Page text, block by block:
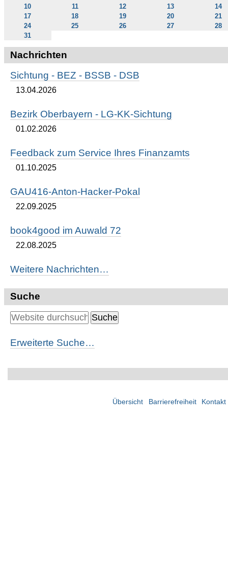
10
11 12 13
14
17
18 19 20
21
24
25 26 27
28
31
Nachrichten
Sichtung - BEZ - BSSB - DSB
13.04.2026
Bezirk Oberbayern - LG-KK-Sichtung
01.02.2026
Feedback zum Service Ihres Finanzamts
01.10.2025
GAU416-Anton-Hacker-Pokal
22.09.2025
book4good im Auwald 72
22.08.2025
Weitere Nachrichten…
Suche
Erweiterte Suche…
Übersicht Barrierefreiheit Kontakt